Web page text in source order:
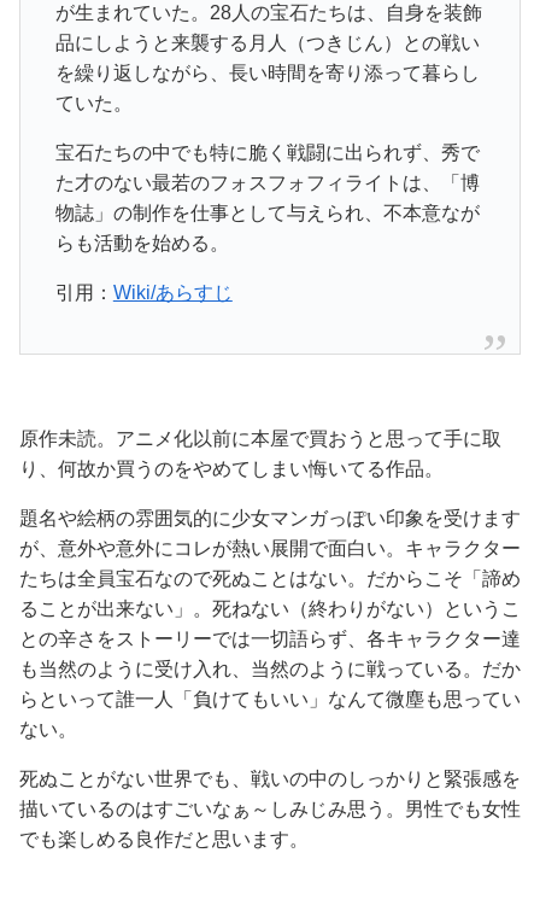
が生まれていた。28人の宝石たちは、自身を装飾
品にしようと来襲する月人（つきじん）との戦い
を繰り返しながら、長い時間を寄り添って暮らし
ていた。
宝石たちの中でも特に脆く戦闘に出られず、秀で
た才のない最若のフォスフォフィライトは、「博
物誌」の制作を仕事として与えられ、不本意なが
らも活動を始める。
引用： Wiki/あらすじ
原作未読。アニメ化以前に本屋で買おうと思って手に取
り、何故か買うのをやめてしまい悔いてる作品。
題名や絵柄の雰囲気的に少女マンガっぽい印象を受けます
が、意外や意外にコレが熱い展開で面白い。キャラクター
たちは全員宝石なので死ぬことはない。だからこそ「諦め
ることが出来ない」。死ねない（終わりがない）というこ
との辛さをストーリーでは一切語らず、各キャラクター達
も当然のように受け入れ、当然のように戦っている。だか
らといって誰一人「負けてもいい」なんて微塵も思ってい
ない。
死ぬことがない世界でも、戦いの中のしっかりと緊張感を
描いているのはすごいなぁ～しみじみ思う。男性でも女性
でも楽しめる良作だと思います。